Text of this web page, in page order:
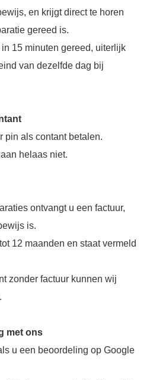
en krijgt direct te horen
gereed is.
15 minuten gereed, uiterlijk
van dezelfde dag bij
pin als contant betalen.
helaas niet.
ontvangt u een factuur,
is.
12 maanden en staat vermeld
zonder factuur kunnen wij
met ons
u een beoordeling op Google